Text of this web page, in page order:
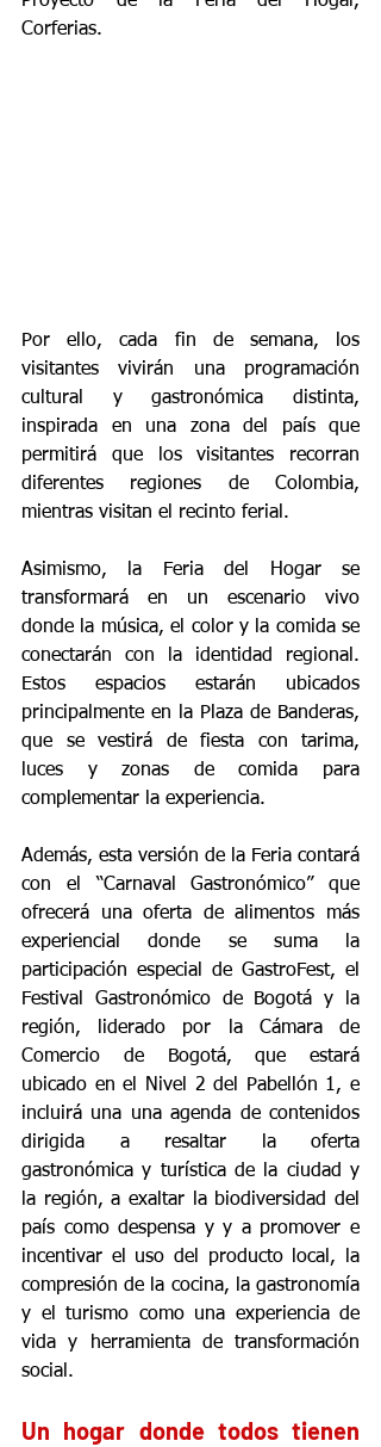
Corferias.
Por ello, cada fin de semana, los
visitantes vivirán una programación
cultural y gastronómica distinta,
inspirada en una zona del país que
permitirá que los visitantes recorran
diferentes regiones de Colombia,
mientras visitan el recinto ferial.
Asimismo, la Feria del Hogar se
transformará en un escenario vivo
donde la música, el color y la comida se
conectarán con la identidad regional.
Estos espacios estarán ubicados
principalmente en la Plaza de Banderas,
que se vestirá de fiesta con tarima,
luces y zonas de comida para
complementar la experiencia.
Además, esta versión de la Feria contará
con el “Carnaval Gastronómico” que
ofrecerá una oferta de alimentos más
experiencial donde se suma la
participación especial de GastroFest, el
Festival Gastronómico de Bogotá y la
región, liderado por la Cámara de
Comercio de Bogotá, que estará
ubicado en el Nivel 2 del Pabellón 1, e
incluirá una una agenda de contenidos
dirigida a resaltar la oferta
gastronómica y turística de la ciudad y
la región, a exaltar la biodiversidad del
país como despensa y y a promover e
incentivar el uso del producto local, la
compresión de la cocina, la gastronomía
y el turismo como una experiencia de
vida y herramienta de transformación
social.
Un hogar donde todos tienen